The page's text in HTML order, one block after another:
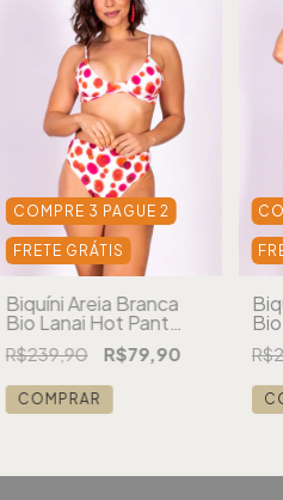
COMPRE 3 PAGUE 2
FRETE GRÁTIS
Biquíni Areia Branca
Bio Lanai Hot Pant
Estampado Vermelho
R$239,90 R$79,90
COMPRAR